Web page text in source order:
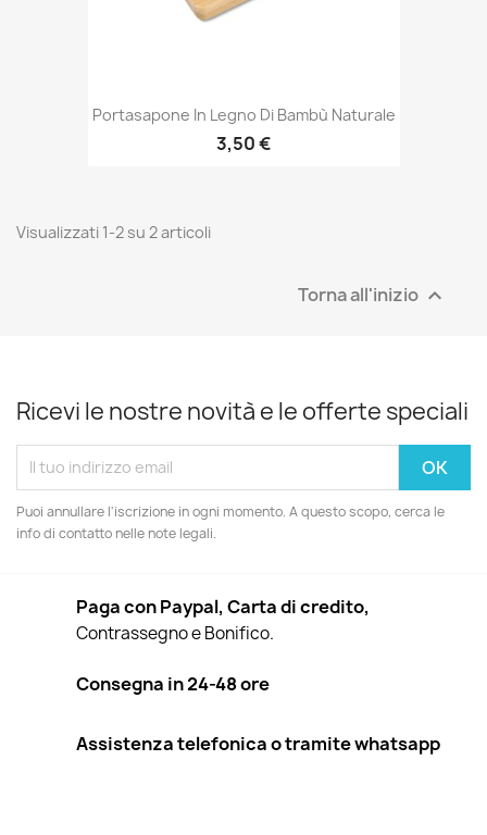
Portasapone In Legno Di Bambù Naturale
3,50 €
Visualizzati 1-2 su 2 articoli
Torna all'inizio 
Ricevi le nostre novità e le offerte speciali
Puoi annullare l'iscrizione in ogni momento. A questo scopo, cerca le
info di contatto nelle note legali.
Paga con Paypal, Carta di credito,
Contrassegno e Bonifico.
Consegna in 24-48 ore
Assistenza telefonica o tramite whatsapp